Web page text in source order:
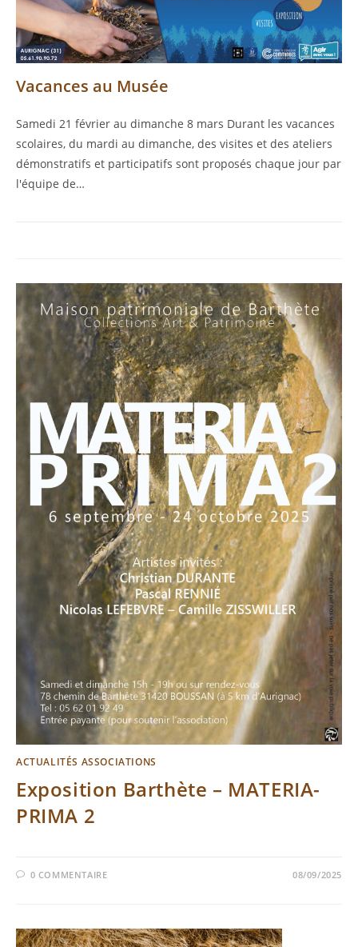
Vacances au Musée
Samedi 21 février au dimanche 8 mars Durant les vacances
scolaires, du mardi au dimanche, des visites et des ateliers
démonstratifs et participatifs sont proposés chaque jour par
l'équipe de…
ACTUALITÉS ASSOCIATIONS
Exposition Barthète – MATERIA-
PRIMA 2
0 COMMENTAIRE 08/09/2025